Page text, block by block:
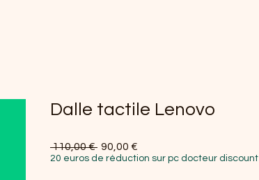
Dalle tactile Lenovo
110,00 € Prix original
90,00 €
20 euros de réduction sur pc docteur discount